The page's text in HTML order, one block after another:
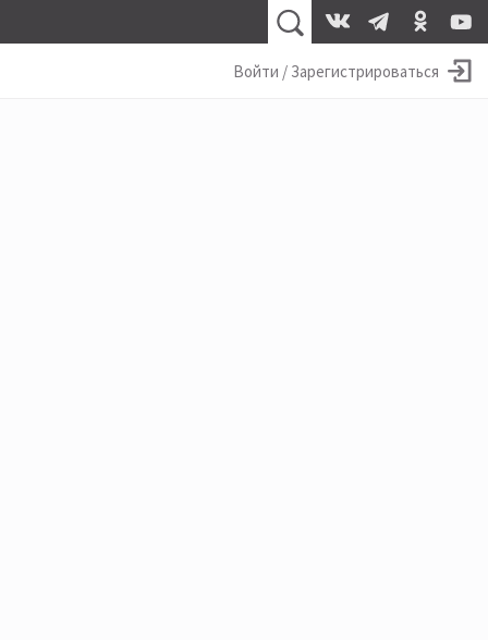
Войти / Зарегистрироваться